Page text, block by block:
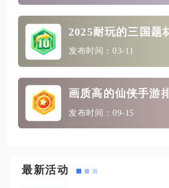
2025耐玩的三国题
发布时间：03-11
画质高的仙侠手游
发布时间：09-15
最新活动